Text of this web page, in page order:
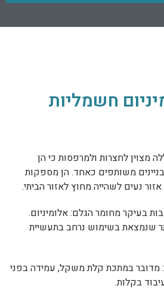
חשמליות
מצוין לחצרות ולמרפסות כי הן
משותפים כאחד. הן מספקות
נעים לשהייה מחוץ לאזור הביתי.
בעיקר מחומר הגלם: אלומיניום.
שנמצאת בשימוש נרחב בתעשיית
: מדובר במתכת קלת משקל, עמידה בפני
בקלות.